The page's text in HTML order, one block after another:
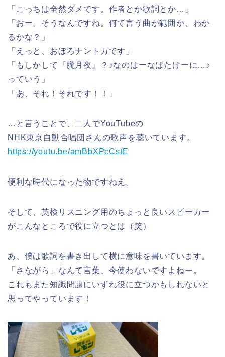
「こっちは全然ダメです。作者とか歌詞とか…」
「おー。そうなんですね。何て言う曲が範囲か、わか
るかな？」
「えっと、おぼろナントカです」
「もしかして『朧月夜』？♪なのはーなばたけーに…♪
っていう」
「あ、それ！それです！！」
…と言うことで、二人でYouTubeの
NHK東京自動合唱団さんの歌声を聴いています。
https://youtu.be/amBbXPcCstE
便利な時代になった物ですねえ。
そして、英検リスニング用のちょっと良いスピーカー
がこんなところで役に立つとは（笑）
あ、僕は歌詞を書き出して横に意味を書いています。
「さながら」なんて言葉、今使わないですよねー。
これもまた知識問題にいずれ役に立つかもしれないと
思ってやっています！